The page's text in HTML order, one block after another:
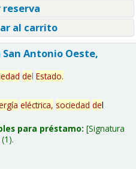
al carrito
Antonio Oeste,
del Estado.
eléctrica, sociedad del
para préstamo: Signatura
(1).